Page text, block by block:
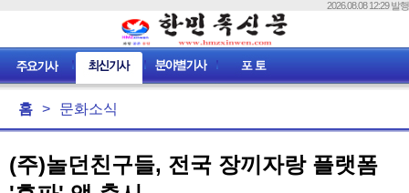
2026.08.08 12:29 발행
홈 > 문화소식
(주)놀던친구들, 전국 장끼자랑 플랫폼